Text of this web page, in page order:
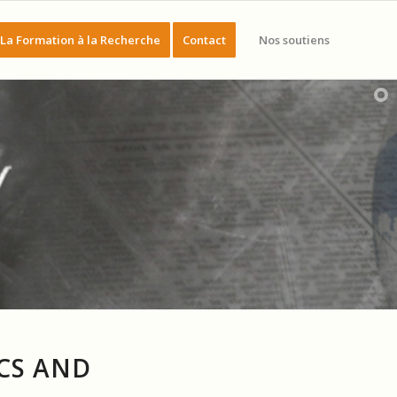
La Formation à la Recherche Contact Nos soutiens
AND